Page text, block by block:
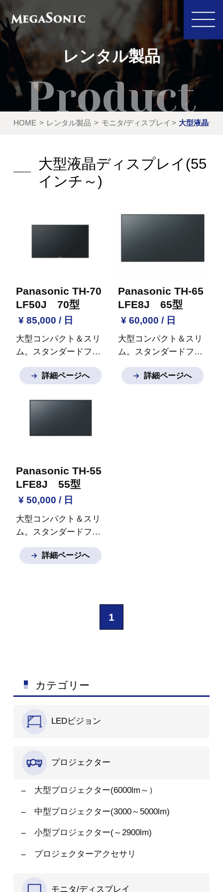
私たちにできること
イベント実績
レンタル製品
運営会社
新着情報
レンタル製品
HOME レンタル製品 モニタ/ディスプレイ 大型液晶デ
大型液晶ディスプレイ(55
インチ～)
カテゴリー
LEDビジョン
プロジェクター
大型プロジェクター(6000lm～）
中型プロジェクター(3000～5000lm)
小型プロジェクター(～2900lm)
プロジェクターアクセサリ
モニタ/ディスプレイ
Panasonic TH-70
LF50J 70型
¥ 85,000 / 日
大型コンパクト＆スリ
ム。スタンダードフル
ハイビジョン※ご質問
など御座いましたらお
ださい。
詳細ページへ
Panasonic TH-65
LFE8J 65型
¥ 60,000 / 日
大型コンパクト＆スリ
ム。スタンダードフル
ハイビジョン※ご質問
など御座いましたらお
詳細ページへ
Panasonic TH-55
LFE8J 55型
¥ 50,000 / 日
大型コンパクト＆スリ
ム。スタンダードフル
など御座いましたらお
詳細ページへ
1